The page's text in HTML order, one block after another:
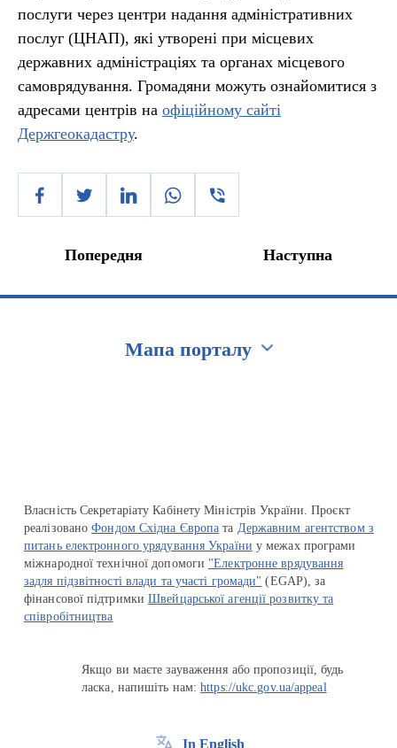
послуги через центри надання адміністративних
послуг (ЦНАП), які утворені при місцевих
державних адміністраціях та органах місцевого
самоврядування. Громадяни можуть ознайомитися з
адресами центрів на офіційному сайті
Держгеокадастру.
Попередня Наступна
Мапа порталу
Власність Секретаріату Кабінету Міністрів України. Проєкт
реалізованоФондом Східна Європа та Державним агентством з
питань електронного урядування України у межах програми
міжнародної технічної допомоги "Електронне врядування
задля підзвітності влади та участі громади" (EGAP), за
фінансової підтримкиШвейцарської агенції розвитку та
співробітництва
Якщо ви маєте зауваження або пропозиції, будь
ласка, напишіть нам:https://ukc.gov.ua/appeal
In English